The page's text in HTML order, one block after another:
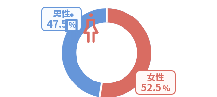
男性
47.5%
女性
52.5%